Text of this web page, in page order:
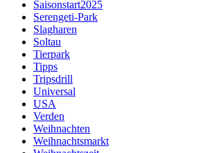
Saisonstart2025
Serengeti-Park
Slagharen
Soltau
Tierpark
Tipps
Tripsdrill
Universal
USA
Verden
Weihnachten
Weihnachtsmarkt